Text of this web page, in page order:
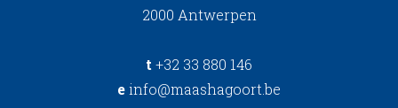
2000 Antwerpen
t +32 33 880 146
einfo@maashagoort.be